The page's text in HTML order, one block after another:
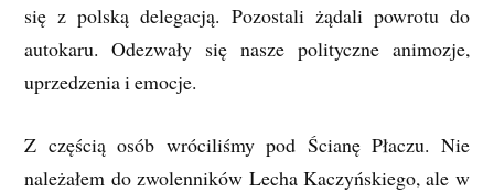
się z polską delegacją. Pozostali żądali powrotu do
autokaru. Odezwały się nasze polityczne animozje,
uprzedzenia i emocje.
Z częścią osób wróciliśmy pod Ścianę Płaczu. Nie
należałem do zwolenników Lecha Kaczyńskiego, ale w